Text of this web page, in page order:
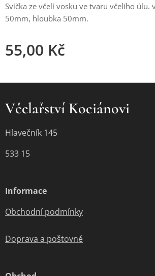
Svíčka ze včelí vosku ve tvaru včelího úlu.
50mm, hloubka 50mm.
55,00 Kč
Včelařství Kociánovi
Hlavečník 145
533 15
Informace
Obchodní podmínky
Doprava a poštovné